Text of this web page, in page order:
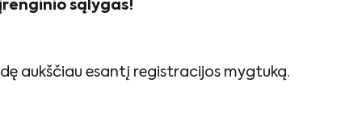
sąlygas!
aukščiau esantį registracijos mygtuką.